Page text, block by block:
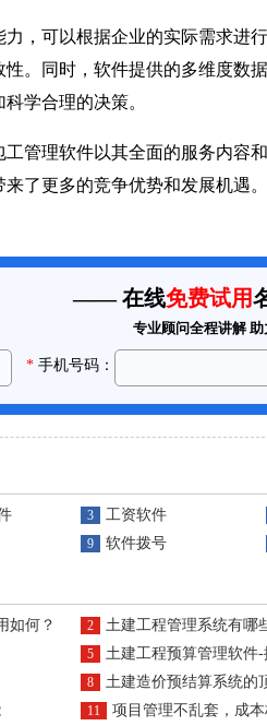
可以根据企业的实际需求进
。同时，软件提供的多维度数
学合理的决策。
理软件以其全面的服务内容
了更多的竞争优势和发展机遇。
3 工资软件
9 软件拨号
如何？ 2 土建工程管理系统有哪
5 土建工程预算管理软件-
8 土建造价预结算系统的
11 项目管理不乱套，成本核算有妙招，